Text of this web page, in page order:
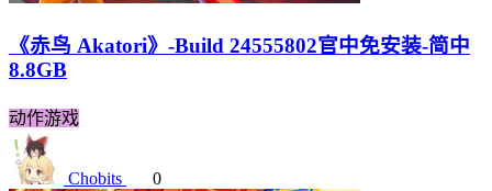
《赤鸟 Akatori》-Build 24555802官中免安装-简中
8.8GB
动作游戏
Chobits 0